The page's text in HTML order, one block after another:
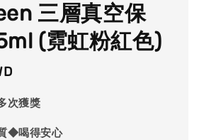
三層真空保
(霓虹粉紅色)
次獲獎
◆喝得安心